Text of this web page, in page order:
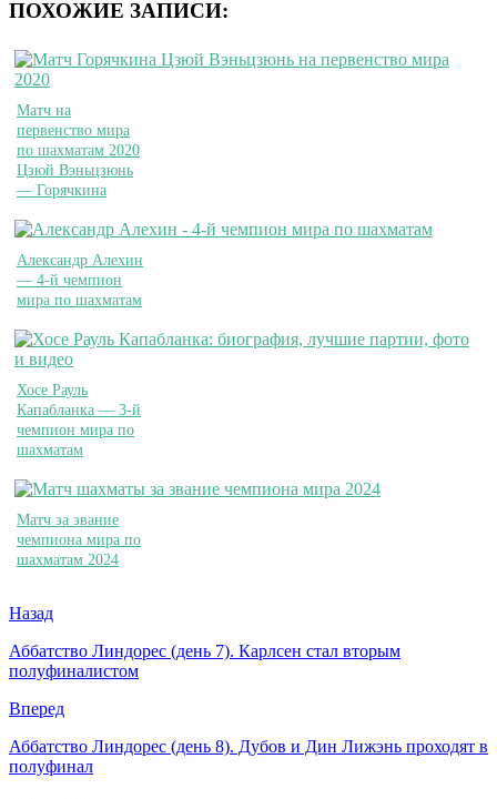
ПОХОЖИЕ ЗАПИСИ:
Матч на
первенство мира
по шахматам 2020
Цзюй Вэньцзюнь
— Горячкина
Александр Алехин
— 4-й чемпион
мира по шахматам
Хосе Рауль
Капабланка — 3-й
чемпион мира по
шахматам
Матч за звание
чемпиона мира по
шахматам 2024
Назад
Аббатство Линдорес (день 7). Карлсен стал вторым
полуфиналистом
Вперед
Аббатство Линдорес (день 8). Дубов и Дин Лижэнь проходят в
полуфинал